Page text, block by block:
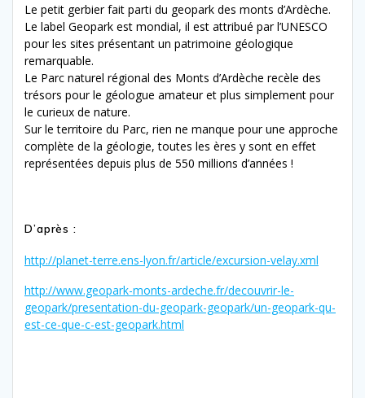
Le petit gerbier fait parti du geopark des monts d’Ardèche.
Le label Geopark est mondial, il est attribué par l’UNESCO
pour les sites présentant un patrimoine géologique
remarquable.
Le Parc naturel régional des Monts d’Ardèche recèle des
trésors pour le géologue amateur et plus simplement pour
le curieux de nature.
Sur le territoire du Parc, rien ne manque pour une approche
complète de la géologie, toutes les ères y sont en effet
représentées depuis plus de 550 millions d’années !
D’après :
http://planet-terre.ens-lyon.fr/article/excursion-velay.xml
http://www.geopark-monts-ardeche.fr/decouvrir-le-
geopark/presentation-du-geopark-geopark/un-geopark-qu-
est-ce-que-c-est-geopark.html